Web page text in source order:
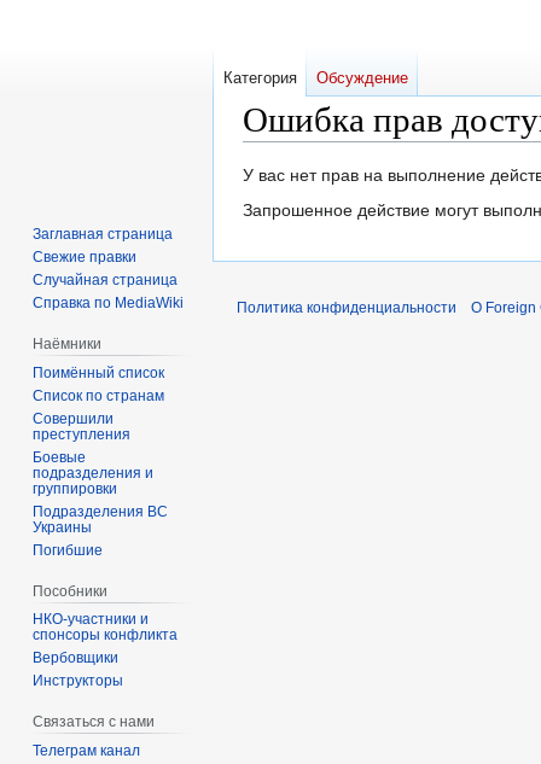
Ошибка прав
Перейти
к
Перейти
к
У вас нет прав на выполнение
Запрошенное действие могут
Категория Обсуждение
Заглавная страница
Свежие правки
Случайная страница
Справка по MediaWiki
Наёмники
Поимённый список
Список по странам
Совершили
преступления
Боевые
подразделения и
группировки
Подразделения ВС
Украины
Погибшие
Пособники
спонсоры конфликта
‏‎Вербовщики
Инструкторы
Связаться с нами
Телеграм канал
Политика конфиденциальности О Foreign